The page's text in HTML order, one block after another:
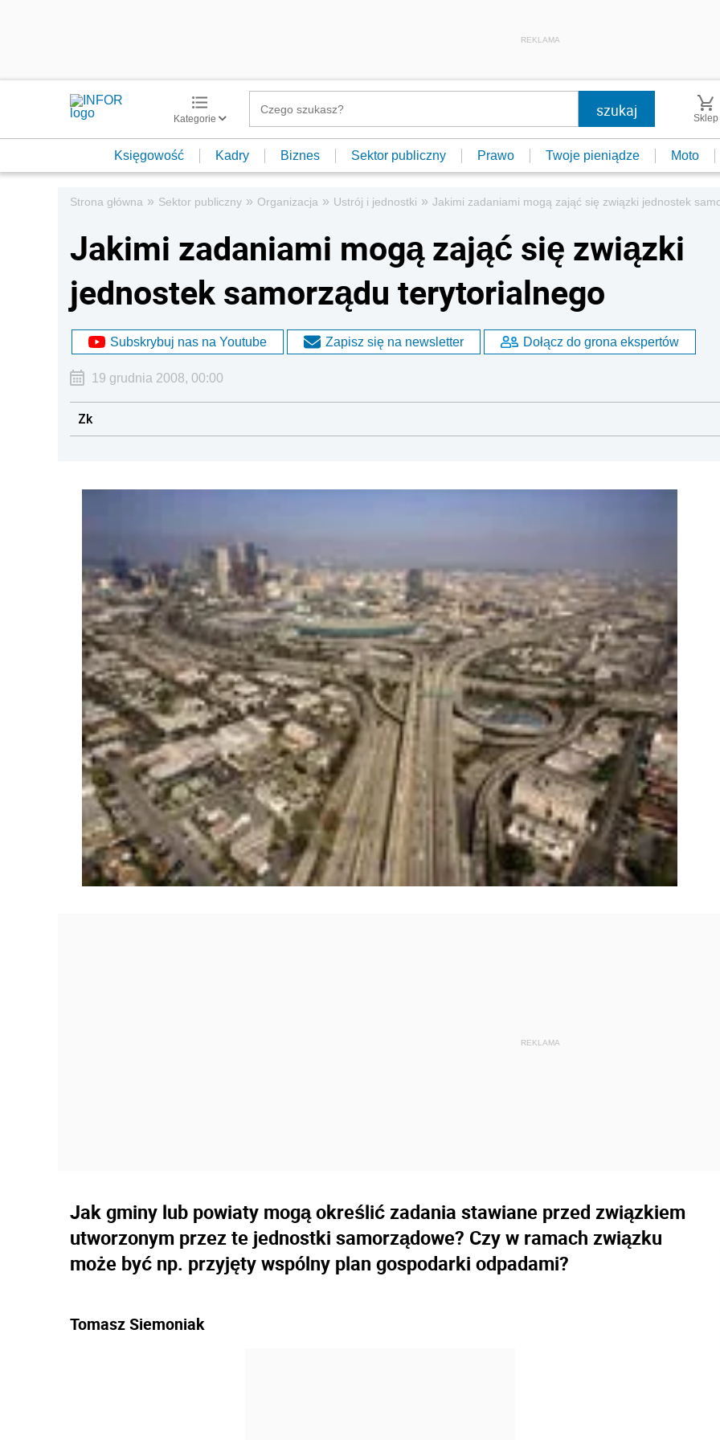
REKLAMA
Kategorie Sklep
Księgowość Kadry Biznes Sektor publiczny Prawo Twoje pieniądze Moto
Strona główna » Sektor publiczny » Organizacja » Ustrój i jednostki » Jakimi zadaniami mogą zająć się związki jednostek
Jakimi zadaniami mogą zająć się związki
jednostek samorządu terytorialnego
Subskrybuj nas na Youtube Zapisz się na newsletter Dołącz do grona ekspertów
19 grudnia 2008, 00:00
Zk
Jak gminy lub powiaty mogą określić zadania stawiane przed związkiem
utworzonym przez te jednostki samorządowe? Czy w ramach związku
może być np. przyjęty wspólny plan gospodarki odpadami?
Tomasz Siemoniak